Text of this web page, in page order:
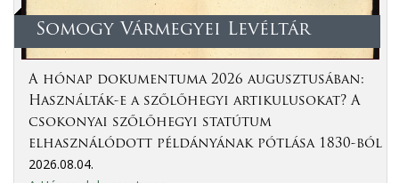
Somogy Vármegyei Levéltár
A hónap dokumentuma 2026 augusztusában:
Használták-e a szőlőhegyi artikulusokat? A
csokonyai szőlőhegyi statútum
elhasználódott példányának pótlása 1830-ból
2026.08.04.